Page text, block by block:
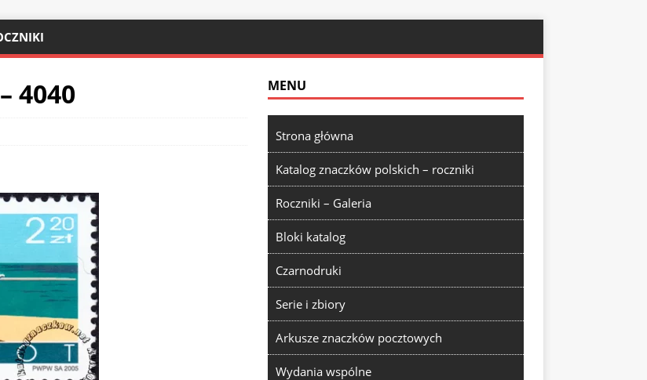
4040 MENU
Strona główna
Katalog znaczków polskich – roczniki
Roczniki – Galeria
Bloki katalog
Czarnodruki
Serie i zbiory
Arkusze znaczków pocztowych
Wydania wspólne